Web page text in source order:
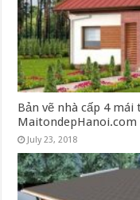
Bản vẽ nhà cấp 4
MaitondepHanoi.com
July 23, 2018